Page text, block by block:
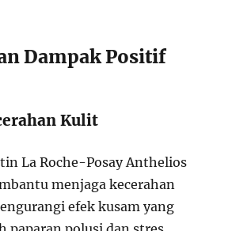
Dampak Positif
Kulit
La Roche-Posay Anthelios
menjaga kecerahan
efek kusam yang